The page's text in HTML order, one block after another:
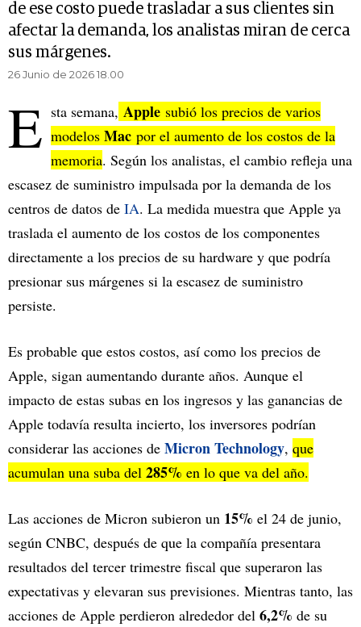
de ese costo puede trasladar a sus clientes sin
afectar la demanda, los analistas miran de cerca
sus márgenes.
26 Junio de 2026 18.00
E sta semana, Apple subió los precios de varios
modelos Mac por el aumento de los costos de la
memoria. Según los analistas, el cambio refleja una
escasez de suministro impulsada por la demanda de los
centros de datos de IA. La medida muestra que Apple ya
traslada el aumento de los costos de los componentes
directamente a los precios de su hardware y que podría
presionar sus márgenes si la escasez de suministro
persiste.
Es probable que estos costos, así como los precios de
Apple, sigan aumentando durante años. Aunque el
impacto de estas subas en los ingresos y las ganancias de
Apple todavía resulta incierto, los inversores podrían
considerar las acciones de Micron Technology, que
acumulan una suba del 285% en lo que va del año.
Las acciones de Micron subieron un 15% el 24 de junio,
según CNBC, después de que la compañía presentara
resultados del tercer trimestre fiscal que superaron las
expectativas y elevaran sus previsiones. Mientras tanto, las
acciones de Apple perdieron alrededor del 6,2% de su